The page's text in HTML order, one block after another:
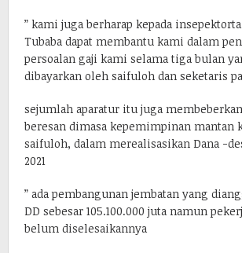
” kami juga berharap kepada
Tubaba dapat membantu kami dalam
persoalan gaji kami selama tiga bulan
dibayarkan oleh saifuloh dan seketaris
sejumlah aparatur itu juga
beresan dimasa kepemimpinan mantan
saifuloh, dalam merealisasikan Dana -
2021
” ada pembangunan jembatan yang
DD sebesar 105.100.000 juta namun
belum diselesaikannya